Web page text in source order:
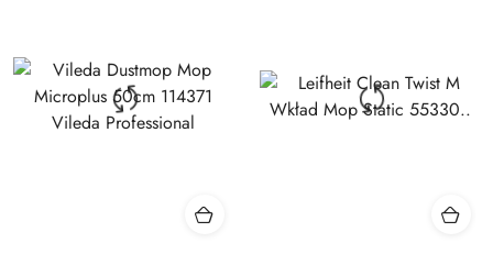
obniżką